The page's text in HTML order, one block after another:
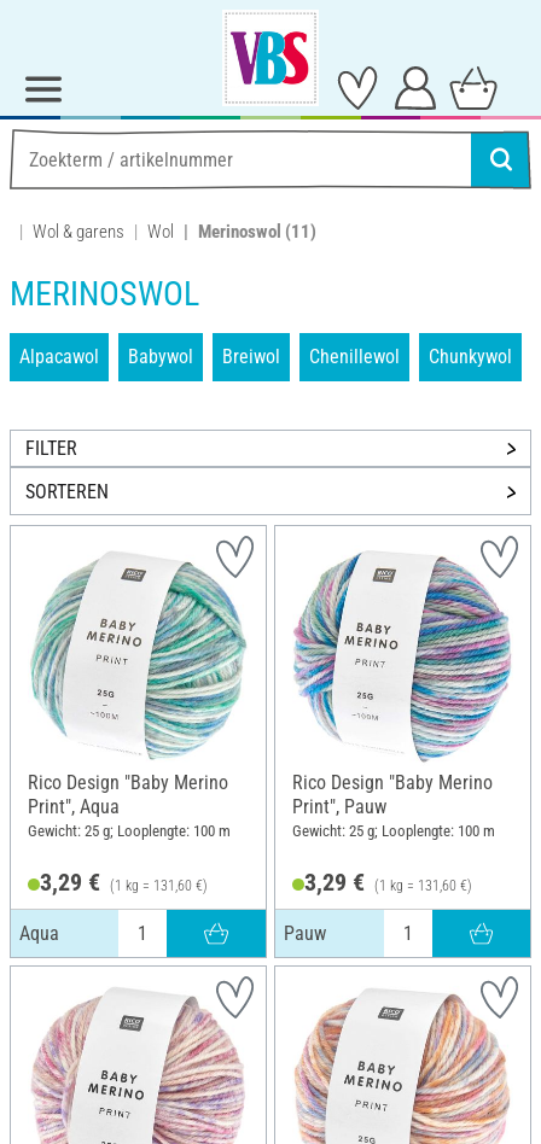
Wol & garens Wol Merinoswol (11)
MERINOSWOL
Alpacawol Babywol Breiwol Chenillewol Chunkywol
FILTER
SORTEREN
Rico Design "Baby Merino
Print", Aqua
Gewicht: 25 g; Looplengte: 100 m
3,29 € (1 kg = 131,60 €)
Aqua
Rico Design "Baby Merino
Print", Pauw
Gewicht: 25 g; Looplengte: 100 m
3,29 € (1 kg = 131,60 €)
Pauw